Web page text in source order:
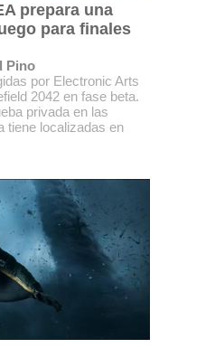
prepara una
para finales
Pino
por Electronic Arts
2042 en fase beta.
privada en las
tiene localizadas en